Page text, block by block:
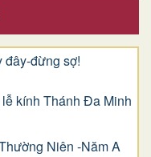
đây-đừng sợ!
kính Thánh Đa Minh
Niên -Năm A